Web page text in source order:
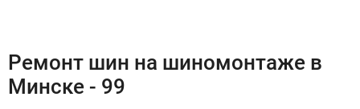
Ремонт шин на шиномонтаже в
Минске - 99